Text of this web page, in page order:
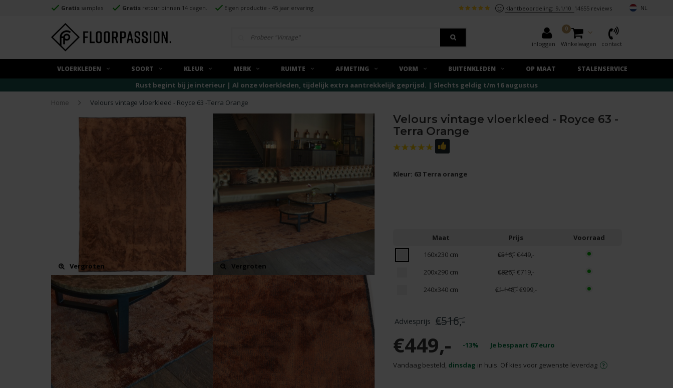
Gratis samples Gratis retour binnen 14 dagen. Eigen productie - 45 jaar ervaring Klantbeoordeling: 9,1/10 14655 reviews NL
inloggen
0
Winkelwagen contact
VLOERKLEDEN SOORT KLEUR MERK RUIMTE AFMETING VORM BUITENKLEDEN OP MAAT STALENSERVICE
Rust begint bij je interieur | Al onze vloerkleden, tijdelijk extra aantrekkelijk geprijsd. | Slechts geldig t/m 16 augustus
Home
Velours vintage vloerkleed - Royce 63 -Terra Orange
Vergroten Vergroten
Velours vintage vloerkleed - Royce 63 -
Terra Orange
Kleur: 63 Terra orange
Maat Prijs
Voorraad
160x230 cm
€516,-€449,-
200x290 cm
€826,-€719,-
240x340 cm
€1.148,-€999,-
€516,-
€449,- -13% Je bespaart 67euro
Vandaag besteld, dinsdag in huis. Of kies voor gewenste leverdag